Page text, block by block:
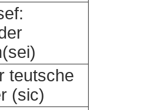
teutsche
(sic)